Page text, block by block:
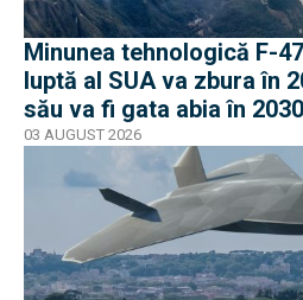
Minunea tehnologică F-
luptă al SUA va zbura în
său va fi gata abia în
03 AUGUST 2026